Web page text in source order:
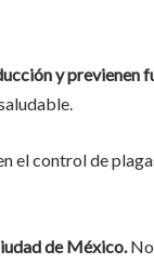
y previenen
el control de
de México.No